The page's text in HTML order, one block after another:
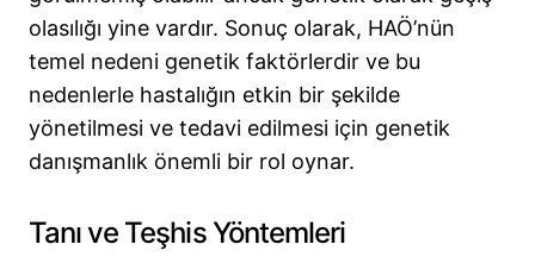
olasılığı yine vardır. Sonuç olarak, HAÖ’nün
temel nedeni genetik faktörlerdir ve bu
nedenlerle hastalığın etkin bir şekilde
yönetilmesi ve tedavi edilmesi için genetik
danışmanlık önemli bir rol oynar.
Tanı ve Teşhis Yöntemleri